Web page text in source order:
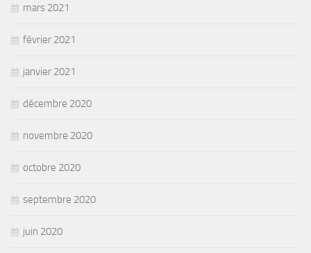
mars 2021
février 2021
janvier 2021
décembre 2020
novembre 2020
octobre 2020
septembre 2020
juin 2020